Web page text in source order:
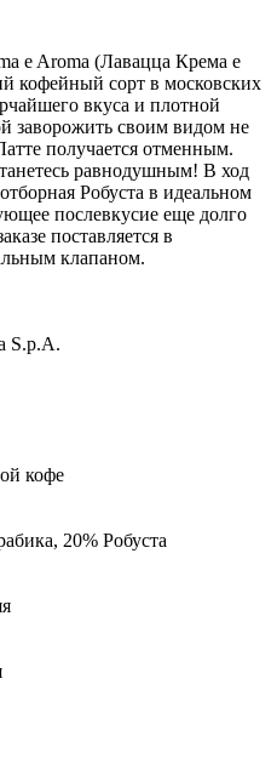
e Aroma (Лавацца Крема е
кофейный сорт в московских
вкуса и плотной
заворожить своим видом не
получается отменным.
равнодушным! В ход
Робуста в идеальном
послевкусие еще долго
поставляется в
клапаном.
S.p.A.
кофе
20% Робуста